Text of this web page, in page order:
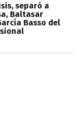
separó a
Baltasar
Basso del